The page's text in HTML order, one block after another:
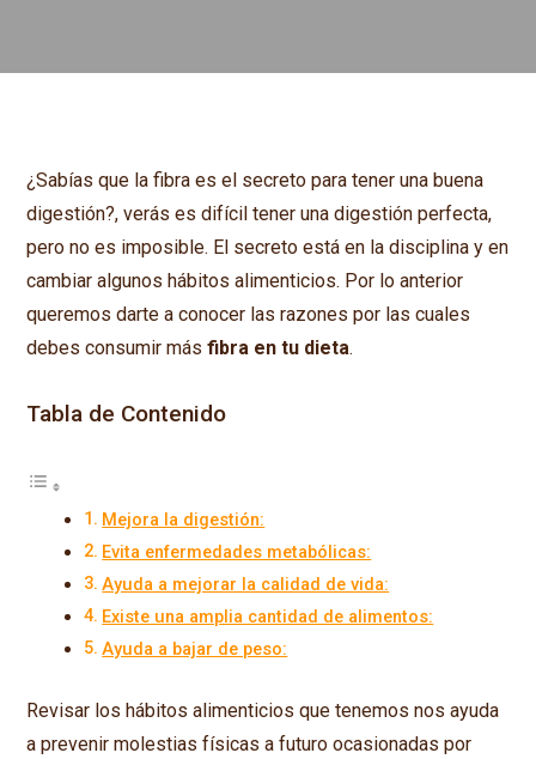
¿Sabías que la fibra es el secreto para tener una buena
digestión?, verás es difícil tener una digestión perfecta,
pero no es imposible. El secreto está en la disciplina y en
cambiar algunos hábitos alimenticios. Por lo anterior
queremos darte a conocer las razones por las cuales
debes consumir másfibra en tu dieta.
Tabla de Contenido
Mejora la digestión:
Evita enfermedades metabólicas:
Ayuda a mejorar la calidad de vida:
Existe una amplia cantidad de alimentos:
Ayuda a bajar de peso:
Revisar los hábitos alimenticios que tenemos nos ayuda
a prevenir molestias físicas a futuro ocasionadas por